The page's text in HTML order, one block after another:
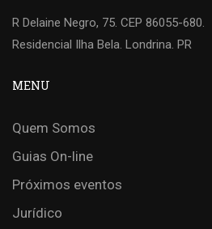
R Delaine Negro, 75. CEP 86055-680.
Residencial Ilha Bela. Londrina. PR
MENU
Quem Somos
Guias On-line
Próximos eventos
Jurídico